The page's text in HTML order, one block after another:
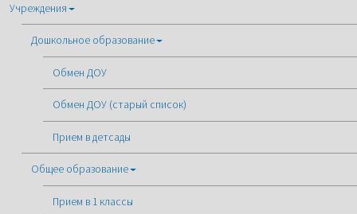
Учреждения
Дошкольное образование
Обмен ДОУ
Обмен ДОУ (старый список)
Прием в детсады
Общее образование
Прием в 1 классы